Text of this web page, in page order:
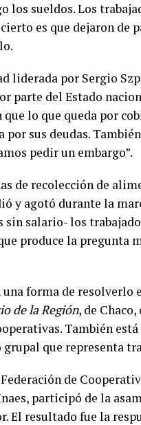
los sueldos. Los
es que dejaron de
liderada por Sergio
parte del Estado
que lo que queda por
sus deudas.
pedir un embargo”.
de recolección de
y agotó durante la
salario- los
produce la pregunta
forma de resolverlo
de la Región, de
También está
que representa
de
participó de la
El resultado fue la